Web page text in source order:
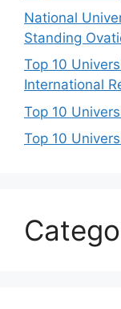
National
Standing
Top 10
International
Top 10
Top 10